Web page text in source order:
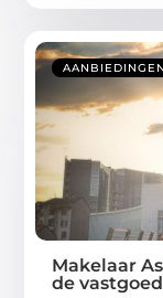
AANBIEDINGEN
Makelaar
de